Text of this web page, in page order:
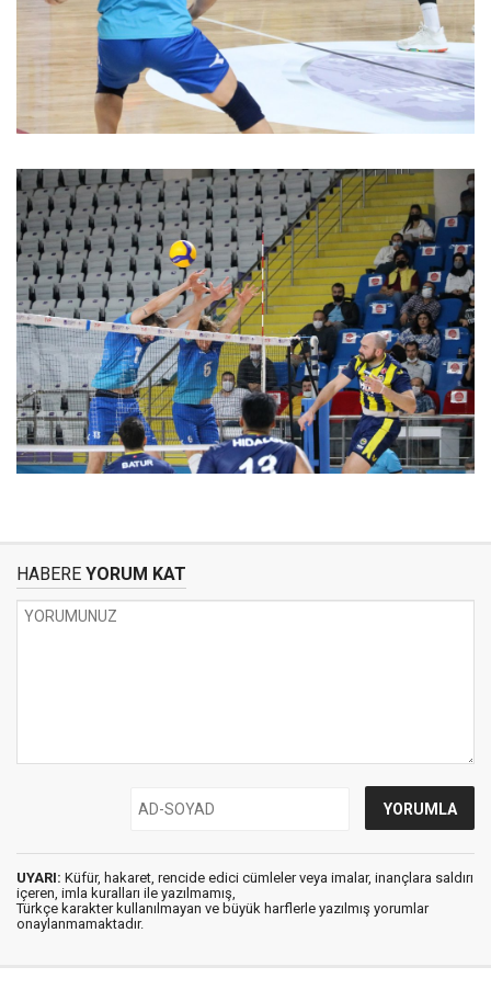
HABERE YORUM KAT
UYARI: Küfür, hakaret, rencide edici cümleler veya imalar, inançlara saldırı
içeren, imla kuralları ile yazılmamış,
Türkçe karakter kullanılmayan ve büyük harflerle yazılmış yorumlar
onaylanmamaktadır.